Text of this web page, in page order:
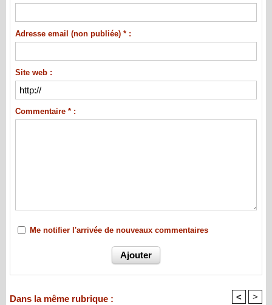
Adresse email (non publiée) * :
Site web :
Commentaire * :
Me notifier l'arrivée de nouveaux commentaires
Dans la même rubrique : < >